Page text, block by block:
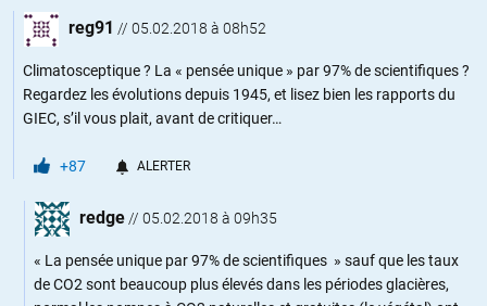
reg91 // 05.02.2018 à 08h52
Climatosceptique ? La « pensée unique » par 97% de scientifiques ?
Regardez les évolutions depuis 1945, et lisez bien les rapports du
GIEC, s’il vous plait, avant de critiquer…
+87 ALERTER
redge // 05.02.2018 à 09h35
« La pensée unique par 97% de scientifiques » sauf que les taux
de CO2 sont beaucoup plus élevés dans les périodes glacières,